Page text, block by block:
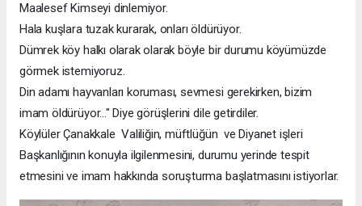
Maalesef Kimseyi dinlemiyor.
Hala kuşlara tuzak kurarak, onları öldürüyor.
Dümrek köy halkı olarak olarak böyle bir durumu köyümüzde
görmek istemiyoruz.
Din adamı hayvanları koruması, sevmesi gerekirken, bizim
imam öldürüyor..." Diye görüşlerini dile getirdiler.
Köylüler Çanakkale Valiliğin, müftlüğün ve Diyanet işleri
Başkanlığının konuyla ilgilenmesini, durumu yerinde tespit
etmesini ve imam hakkında soruşturma başlatmasını istiyorlar.